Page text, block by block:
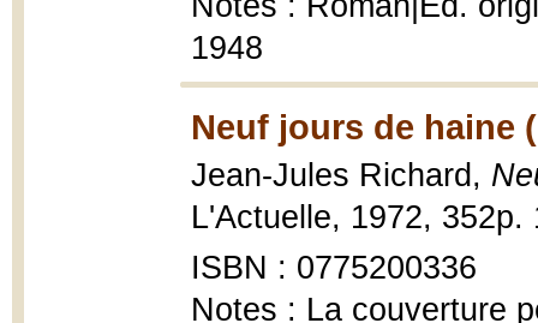
1948
Neuf jours de haine
Jean-Jules Richard,
L'Actuelle, 1972, 352p.
ISBN : 0775200336
Notes : La couverture